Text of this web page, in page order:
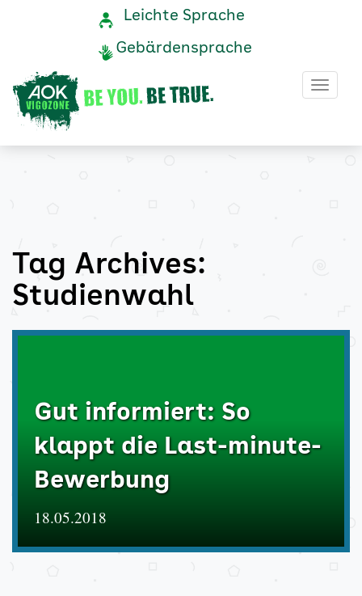
Studienwahl
Archive
AOK
Vigozone
Navigation
Service-
Leichte Sprache
Gebärdensprache
Tag Archives:
Studienwahl
Gut informiert: So
klappt die Last-minute-
Bewerbung
18.05.2018